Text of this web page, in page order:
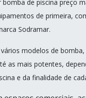
bomba de piscina preço
de primeira,
Sodramar.
modelos de bomba,
as mais potentes,
e da finalidade de